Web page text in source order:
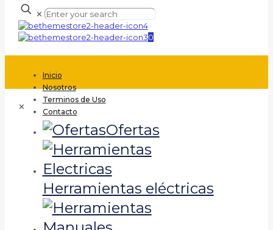
✕
0
Inicio
Nosotros
Terminos de Uso
Contacto
✕
Ofertas
Herramientas eléctricas